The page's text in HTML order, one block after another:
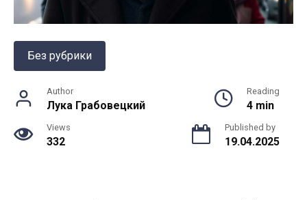
Без рубрики
Author
Лука Грабовецкий
Reading
4 min
Views
332
Published by
19.04.2025